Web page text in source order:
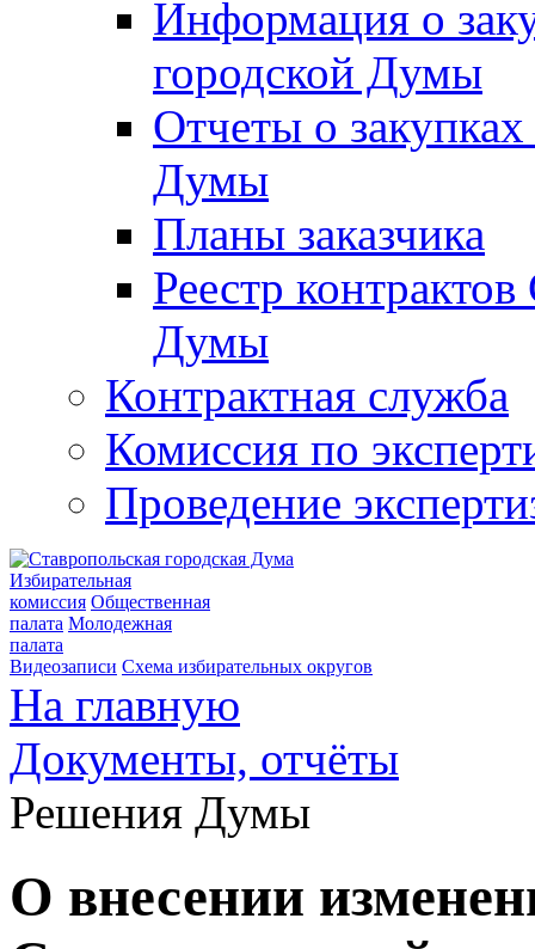
Информация о
городской Думы
Отчеты о
Думы
Планы заказчика
Реестр
Думы
Контрактная служба
Комиссия по
Проведение
Избирательная
комиссия Общественная
палата Молодежная
палата
Видеозаписи Схема избирательных округов
На главную
Документы, отчёты
Решения Думы
О внесении